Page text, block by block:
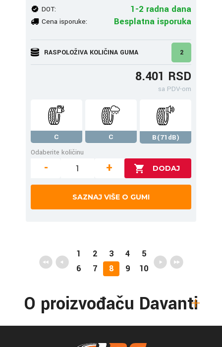
DOT: 1-2 radna dana
Cena isporuke: Besplatna isporuka
RASPOLOŽIVA KOLIČINA GUMA 2
8.401 RSD
sa PDV-om
C C
B(71dB)
Odaberite količinu
- +
SAZNAJ VIŠE O GUMI
1 2 3 4
5
6
7 8 9 10
O proizvođaču Davanti